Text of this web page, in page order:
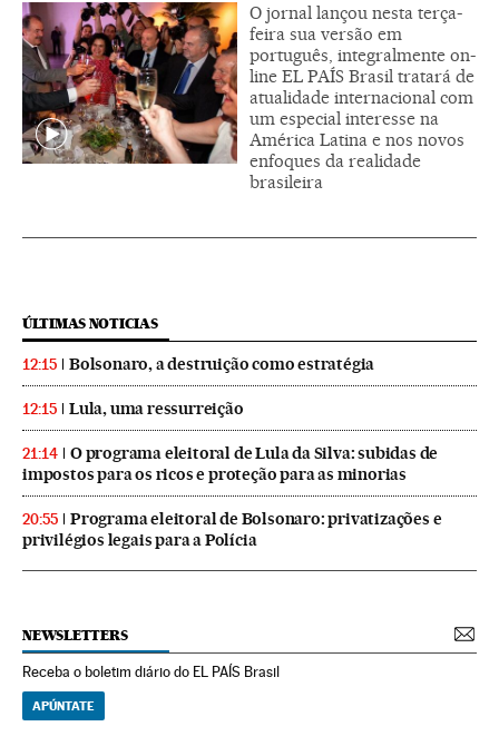
O jornal lançou nesta terça-
feira sua versão em
português, integralmente on-
line EL PAÍS Brasil tratará de
atualidade internacional com
um especial interesse na
América Latina e nos novos
enfoques da realidade
brasileira
ÚLTIMAS NOTICIAS
12:15 Bolsonaro, a destruição como estratégia
12:15 Lula, uma ressurreição
21:14
O programa eleitoral de Lula da Silva: subidas de
impostos para os ricos e proteção para as minorias
20:55
Programa eleitoral de Bolsonaro: privatizações e
privilégios legais para a Polícia
NEWSLETTERS
Receba o boletim diário do EL PAÍS Brasil
APÚNTATE